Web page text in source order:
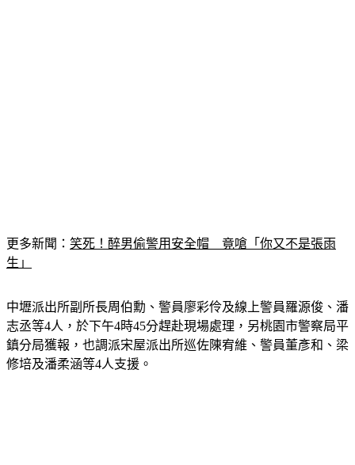
更多新聞：
中壢派出所副所長周伯勳、警員廖彩伶及線上警員羅源俊、潘
志丞等4人，於下午4時45分趕赴現場處理，另桃園市警察局平
鎮分局獲報，也調派宋屋派出所巡佐陳宥維、警員董彥和、梁